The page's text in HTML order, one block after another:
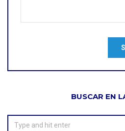
BUSCAR EN